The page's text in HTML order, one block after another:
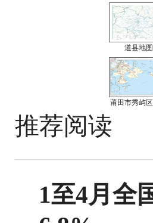
道县地图
莆田市秀屿
推荐阅读
1至4月全